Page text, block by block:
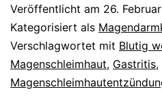
Veröffentlicht am 26.
Kategorisiert als
Verschlagwortet mit Blutig
Magenschleimhaut, Gastritis,